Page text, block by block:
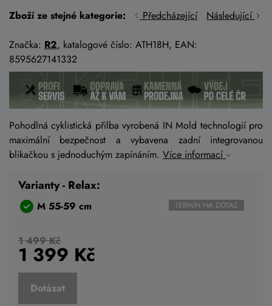
Zboží ze stejné kategorie: Předcházející Následující
Značka: R2, katalogové číslo: ATH18H, EAN:
8595627141332
Pohodlná cyklistická přilba vyrobená IN Mold technologií pro
maximální bezpečnost a vybavena zadní integrovanou
blikačkou s jednoduchým zapínáním. Více informací
Varianty - Relax:
M 55-59 cm TERMÍN NA DOTAZ
1 499 Kč
1 399 Kč
Dotázat